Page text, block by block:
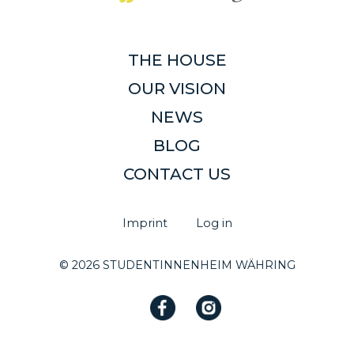
THE HOUSE
OUR VISION
NEWS
BLOG
CONTACT US
Imprint Log in
© 2026 STUDENTINNENHEIM WÄHRING